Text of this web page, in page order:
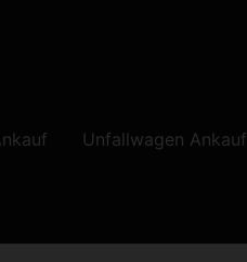
Unfallwagen Ankauf